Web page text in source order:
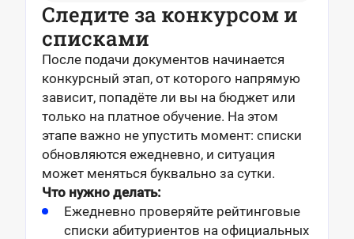
Следите за конкурсом и
списками
После подачи документов начинается
конкурсный этап, от которого напрямую
зависит, попадёте ли вы на бюджет или
только на платное обучение. На этом
этапе важно не упустить момент: списки
обновляются ежедневно, и ситуация
может меняться буквально за сутки.
Что нужно делать:
Ежедневно проверяйте рейтинговые
списки абитуриентов на официальных